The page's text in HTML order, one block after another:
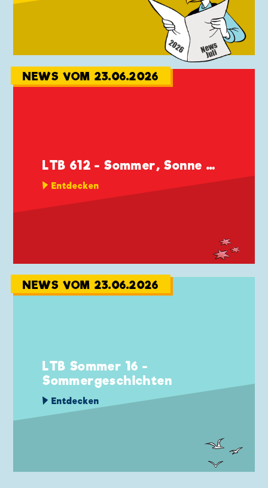
NEWS VOM 23.06.2026
LTB 612 - Sommer, Sonne …
Entdecken
NEWS VOM 23.06.2026
LTB Sommer 16 -
Sommergeschichten
Entdecken